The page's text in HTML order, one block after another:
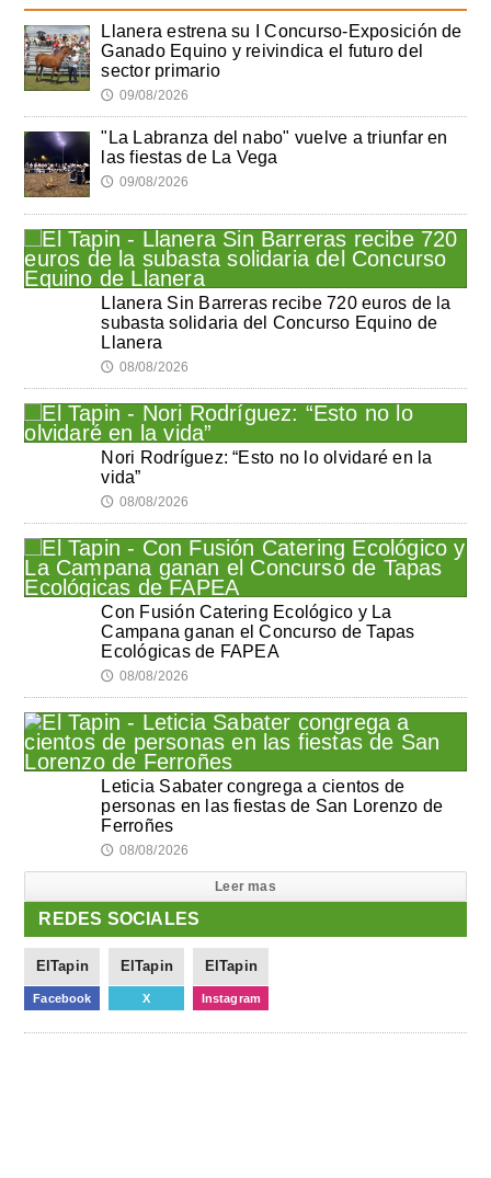
Llanera estrena su I Concurso-Exposición de
Ganado Equino y reivindica el futuro del
sector primario
🕔 09/08/2026
"La Labranza del nabo" vuelve a triunfar en
las fiestas de La Vega
🕔 09/08/2026
Llanera Sin Barreras recibe 720 euros de la
subasta solidaria del Concurso Equino de
Llanera
🕔 08/08/2026
Nori Rodríguez: “Esto no lo olvidaré en la
vida”
🕔 08/08/2026
Con Fusión Catering Ecológico y La
Campana ganan el Concurso de Tapas
Ecológicas de FAPEA
🕔 08/08/2026
Leticia Sabater congrega a cientos de
personas en las fiestas de San Lorenzo de
Ferroñes
🕔 08/08/2026
Leer mas
REDES SOCIALES
ElTapin
Facebook
ElTapin
X
ElTapin
Instagram